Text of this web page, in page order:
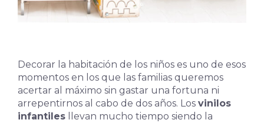
Decorar la habitación de los niños es uno de esos
momentos en los que las familias queremos
acertar al máximo sin gastar una fortuna ni
arrepentirnos al cabo de dos años. Los vinilos
infantiles llevan mucho tiempo siendo la